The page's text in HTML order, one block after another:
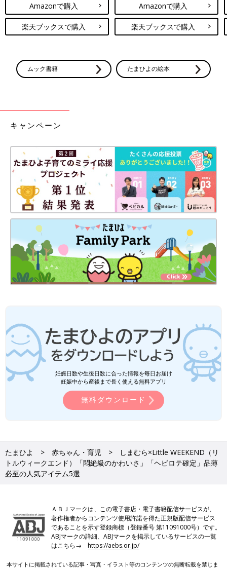
Amazonで購入
楽天ブックスで購入
Amazonで購入
楽天ブックスで購入
ムック書籍 たまひよの絵本
キャンペーン
妊娠日数や生後日数に合った情報を毎日お届け
妊娠中から産後まで長く使える無料アプリ
無料ダウンロード
たまひよ 赤ちゃん・育児
しまむら×Little WEEKEND（リ
トルウィークエンド）「悶絶級のかわいさ」「ヘビロテ確定」品薄
必至の人気アイテム5選
ＡＢＪマークは、この電子書店・電子書籍配信サービスが、
著作権者からコンテンツ使用許諾を得た正規版配信サービス
であることを示す登録商標（登録番号 第11091000号）です。
ABJマークの詳細、ABJマークを掲示しているサービスの一覧
はこちら→https://aebs.or.jp/
本サイトに掲載されている記事・写真・イラスト等のコンテンツの無断転載を禁じま